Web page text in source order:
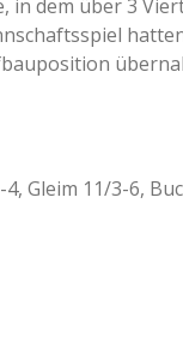
in dem über 3
Gleim 11/3-6,